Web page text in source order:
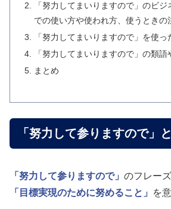
「努力してまいりますので」のビ
での使い方や使われ方、使うときの
「努力してまいりますので」を使っ
「努力してまいりますので」の類語
まとめ
「努力して参りますので」
「努力して参りますので」 のフレー
「目標実現のために努めること」
を